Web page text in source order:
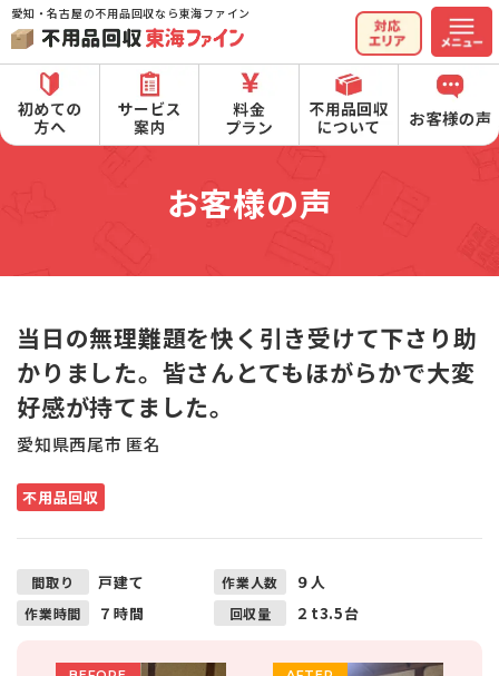
愛知・名古屋の不用品回収なら東海ファイン
お客様の声
当日の無理難題を快く引き受けて下さり助
かりました。皆さんとてもほがらかで大変
好感が持てました。
愛知県西尾市 匿名
不用品回収
間取り 戸建て 作業人数 ９人
作業時間 ７時間 回収量 ２t3.5台